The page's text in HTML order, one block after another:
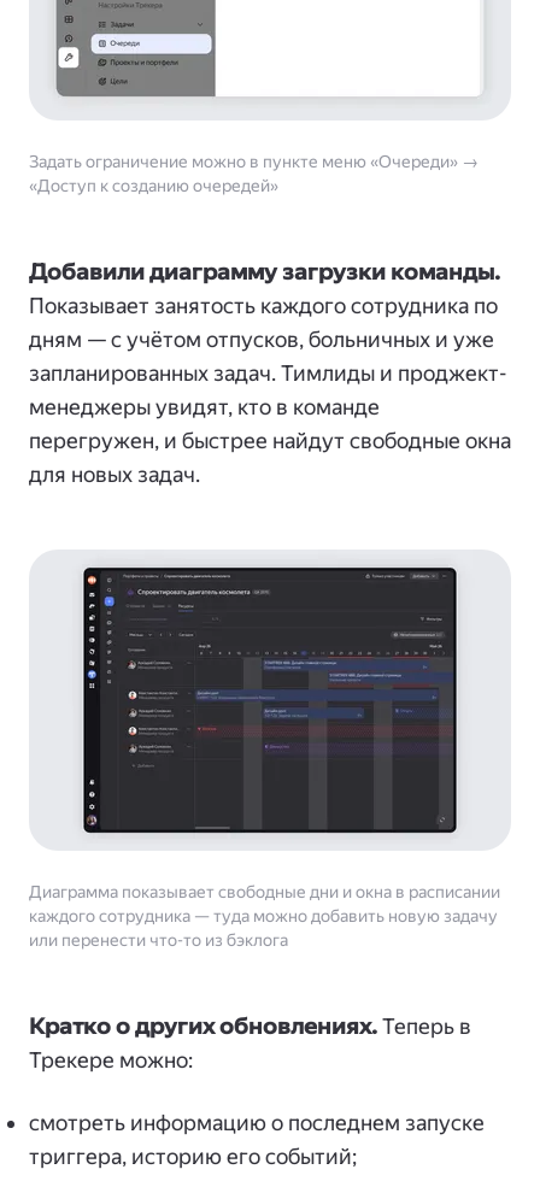
Задать ограничение можно в пункте меню «Очереди» →
«Доступ к созданию очередей»
Добавили диаграмму загрузки команды.
Показывает занятость каждого сотрудника по
дням — с учётом отпусков, больничных и уже
запланированных задач. Тимлиды и проджект-
менеджеры увидят, кто в команде
перегружен, и быстрее найдут свободные окна
для новых задач.
Диаграмма показывает свободные дни и окна в расписании
каждого сотрудника — туда можно добавить новую задачу
или перенести что-то из бэклога
Кратко о других обновлениях.Теперь в
Трекере можно:
смотреть информацию о последнем запуске
триггера, историю его событий;